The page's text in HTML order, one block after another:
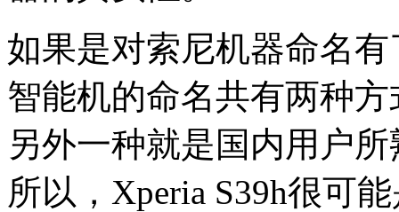
如果是对索尼机器命名
智能机的命名共有两种
另外一种就是国内用户
所以，Xperia S39h很可